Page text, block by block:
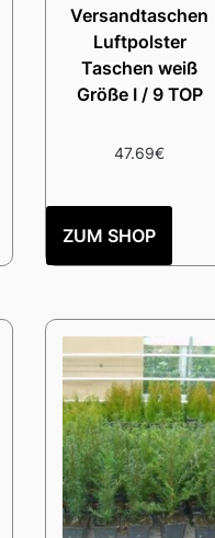
Versandtaschen
Luftpolster
Taschen weiß
Größe I / 9 TOP
47.69€
ZUM SHOP